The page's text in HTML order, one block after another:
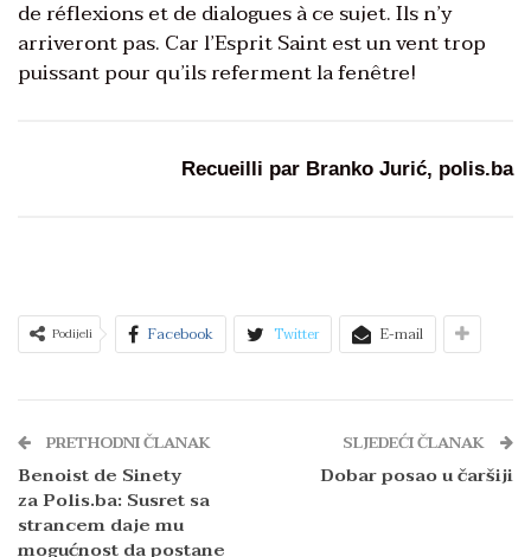
de réflexions et de dialogues à ce sujet. Ils n’y
arriveront pas. Car l’Esprit Saint est un vent trop
puissant pour qu’ils referment la fenêtre!
Recueilli par Branko Jurić, polis.ba
Podijeli Facebook Twitter E-mail
PRETHODNI ČLANAK
Benoist de Sinety
za Polis.ba: Susret sa
strancem daje mu
mogućnost da postane
SLJEDEĆI ČLANAK
Dobar posao u čaršiji